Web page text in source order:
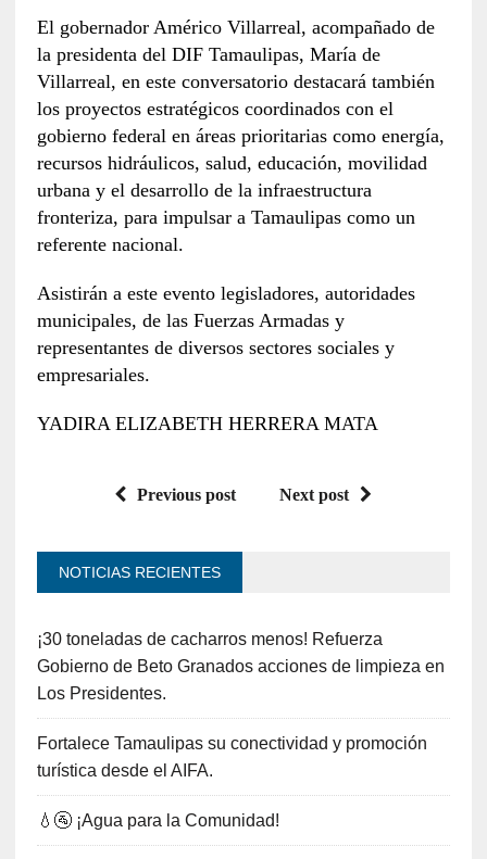
El gobernador Américo Villarreal, acompañado de
la presidenta del DIF Tamaulipas, María de
Villarreal, en este conversatorio destacará también
los proyectos estratégicos coordinados con el
gobierno federal en áreas prioritarias como energía,
recursos hidráulicos, salud, educación, movilidad
urbana y el desarrollo de la infraestructura
fronteriza, para impulsar a Tamaulipas como un
referente nacional.
Asistirán a este evento legisladores, autoridades
municipales, de las Fuerzas Armadas y
representantes de diversos sectores sociales y
empresariales.
YADIRA ELIZABETH HERRERA MATA
Previous post Next post
NOTICIAS RECIENTES
¡30 toneladas de cacharros menos! Refuerza
Gobierno de Beto Granados acciones de limpieza en
Los Presidentes.
Fortalece Tamaulipas su conectividad y promoción
turística desde el AIFA.
💧🚰 ¡Agua para la Comunidad!